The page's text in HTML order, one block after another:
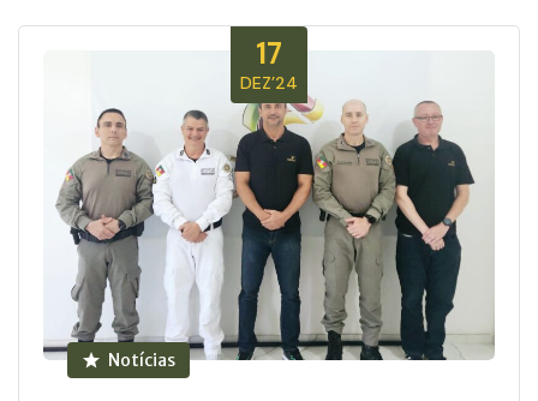
17
DEZ’24
Notícias